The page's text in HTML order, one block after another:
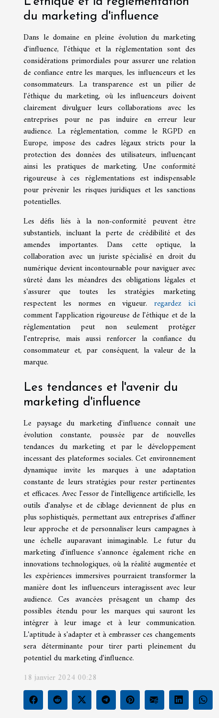
du marketing d'influence
Dans le domaine en pleine évolution du marketing
d'influence, l'éthique et la réglementation sont des
considérations primordiales pour assurer une relation
de confiance entre les marques, les influenceurs et les
consommateurs. La transparence est un pilier de
l'éthique du marketing, où les influenceurs doivent
clairement divulguer leurs collaborations avec les
entreprises pour ne pas induire en erreur leur
audience. La réglementation, comme le RGPD en
Europe, impose des cadres légaux stricts pour la
protection des données des utilisateurs, influençant
ainsi les pratiques de marketing. Une conformité
rigoureuse à ces réglementations est indispensable
pour prévenir les risques juridiques et les sanctions
potentielles.
Les défis liés à la non-conformité peuvent être
substantiels, incluant la perte de crédibilité et des
amendes importantes. Dans cette optique, la
collaboration avec un juriste spécialisé en droit du
numérique devient incontournable pour naviguer avec
sûreté dans les méandres des obligations légales et
s'assurer que toutes les stratégies marketing
respectent les normes en vigueur. regardez ici
comment l'application rigoureuse de l'éthique et de la
réglementation peut non seulement protéger
l'entreprise, mais aussi renforcer la confiance du
consommateur et, par conséquent, la valeur de la
marque.
Les tendances et l'avenir du
marketing d'influence
Le paysage du marketing d'influence connaît une
évolution constante, poussée par de nouvelles
tendances du marketing et par le développement
incessant des plateformes sociales. Cet environnement
dynamique invite les marques à une adaptation
constante de leurs stratégies pour rester pertinentes
et efficaces. Avec l'essor de l'intelligence artificielle, les
outils d'analyse et de ciblage deviennent de plus en
plus sophistiqués, permettant aux entreprises d'affiner
leur approche et de personnaliser leurs campagnes à
une échelle auparavant inimaginable. Le futur du
marketing d'influence s'annonce également riche en
innovations technologiques, où la réalité augmentée et
les expériences immersives pourraient transformer la
manière dont les influenceurs interagissent avec leur
audience. Ces avancées présagent un champ des
possibles étendu pour les marques qui sauront les
intégrer à leur image et à leur communication.
L'aptitude à s'adapter et à embrasser ces changements
sera déterminante pour tirer parti pleinement du
potentiel du marketing d'influence.
18 janvier 2024 00:28